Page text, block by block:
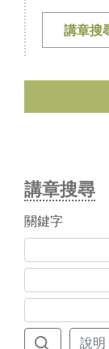
講章搜
講章搜尋
關鍵字
說明